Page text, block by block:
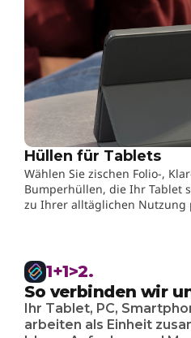
Hüllen für Tablets
Wählen Sie zischen Folio-,
Bumperhüllen, die Ihr Tablet
zu Ihrer alltäglichen Nutzung
1+1>2.
So verbinden wir
Ihr Tablet, PC,
arbeiten als Einheit